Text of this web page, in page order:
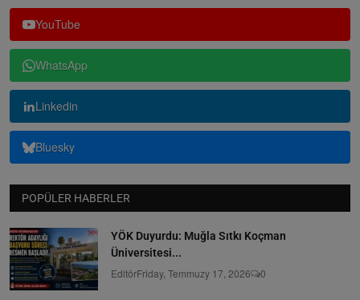
YouTube
WhatsApp
Linkedin
Bluesky
POPÜLER HABERLER
YÖK Duyurdu: Muğla Sıtkı Koçman
Üniversitesi...
EditörFriday, Temmuzy 17, 2026 0